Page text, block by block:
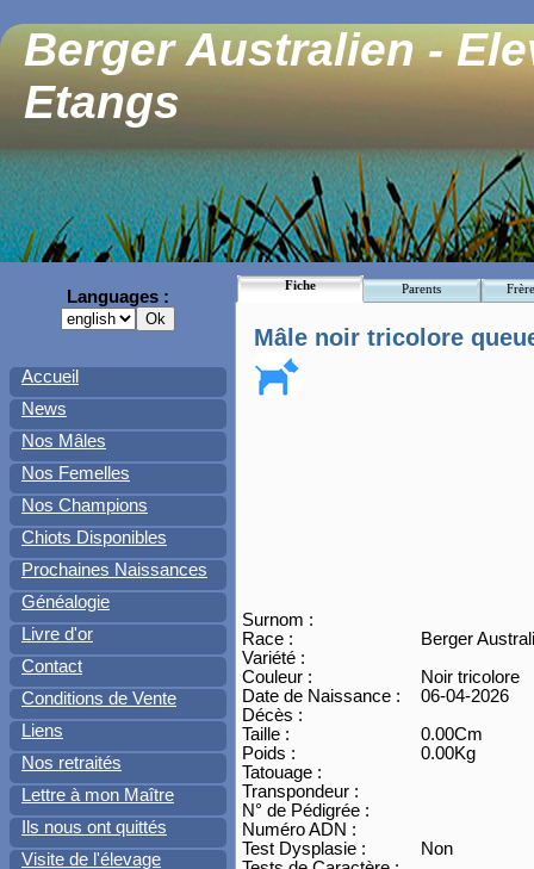
Berger Australien -
Etangs
Languages :
Accueil
News
Nos Mâles
Nos Femelles
Nos Champions
Chiots Disponibles
Prochaines Naissances
Généalogie
Livre d'or
Contact
Conditions de Vente
Liens
Nos retraités
Lettre à mon Maître
Ils nous ont quittés
Visite de l'élevage
Fiche Parents
Mâle noir tricolore
Surnom :
Race :
Berger
Variété :
Couleur :
Noir tricolore
Date de Naissance :
06-04-2026
Décès :
Taille :
0.00Cm
Poids :
0.00Kg
Tatouage :
Transpondeur :
N° de Pédigrée :
Numéro ADN :
Test Dysplasie :
Non